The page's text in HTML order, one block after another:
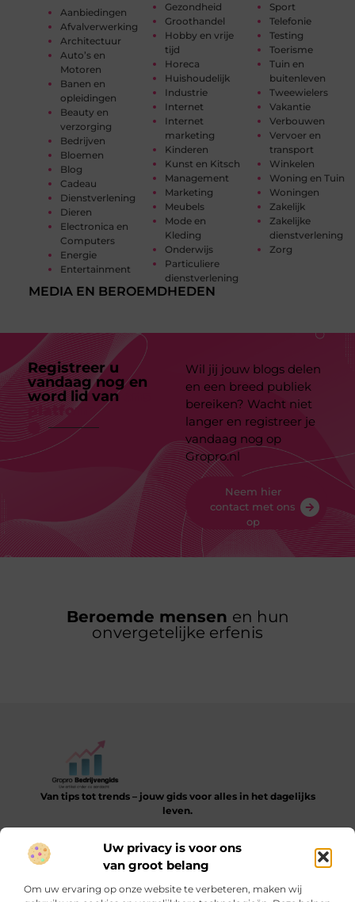
Uw privacy is voor ons
van groot belang
Om uw ervaring op onze website te verbeteren, maken wij
Aanbiedingen
Afvalverwerking
Architectuur
Auto’s en
Motoren
Banen en
opleidingen
Beauty en
verzorging
Bedrijven
Bloemen
Blog
Cadeau
Dienstverlening
Dieren
Electronica en
Computers
Energie
Entertainment
Gezondheid
Groothandel
Hobby en vrije
tijd
Horeca
Huishoudelijk
Industrie
Internet
Internet
marketing
Kinderen
Kunst en Kitsch
Management
Marketing
Meubels
Mode en
Kleding
Onderwijs
Particuliere
dienstverlening
Sport
Telefonie
Testing
Toerisme
Tuin en
buitenleven
Tweewielers
Vakantie
Verbouwen
Vervoer en
transport
Winkelen
Woning en Tuin
Woningen
Zakelijk
Zakelijke
dienstverlening
Zorg
MEDIA EN BEROEMDHEDEN
Registreer u
vandaag nog en
word lid van
platform
Wil jij jouw blogs delen
en een breed publiek
bereiken? Wacht niet
langer en registreer je
vandaag nog op
Gropro.nl
Neem hier
contact met ons
op
Beroemde mensen en hun
onvergetelijke erfenis
Van tips tot trends – jouw gids voor alles in het dagelijks
leven.
helpen bij het ontdekken, leren en verbeteren van je dagelijkse
routine.
Bericht categorie